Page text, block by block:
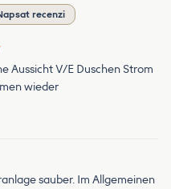
recenzi
Aussicht V/E Duschen Strom
wieder
sauber. Im Allgemeinen